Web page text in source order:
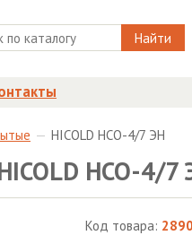
Найти
HICOLD НСО-4/7 ЭН
НСО-4/7
Код товара: